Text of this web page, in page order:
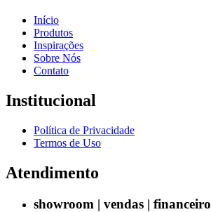
Início
Produtos
Inspirações
Sobre Nós
Contato
Institucional
Política de Privacidade
Termos de Uso
Atendimento
showroom | vendas | financeiro